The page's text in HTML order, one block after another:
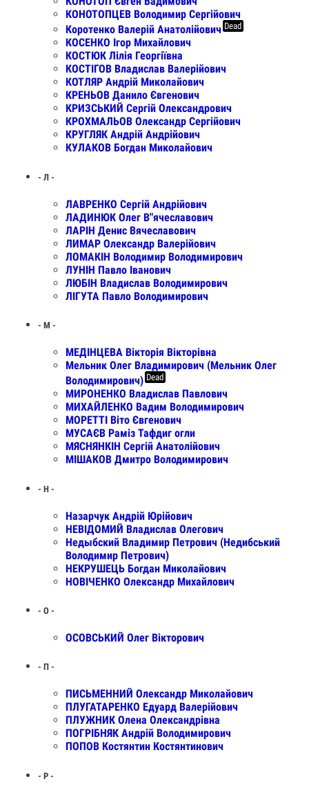
КОНОТОПЦЕВ Володимир Сергійович
Коротенко Валерій Анатолійович Dead
КОСЕНКО Ігор Михайлович
КОСТЮК Лілія Георгіївна
КОСТІГОВ Владислав Валерійович
КОТЛЯР Андрій Миколайович
КРЕНЬОВ Данило Євгенович
КРИЗСЬКИЙ Сергій Олександрович
КРОХМАЛЬОВ Олександр Сергійович
КРУГЛЯК Андрій Андрійович
КУЛАКОВ Богдан Миколайович
- Л -
ЛАВРЕНКО Сергій Андрійович
ЛАДИНЮК Олег В"ячеславович
ЛАРІН Денис Вячеславович
ЛИМАР Олександр Валерійович
ЛОМАКІН Володимир Володимирович
ЛУНІН Павло Іванович
ЛЮБІН Владислав Володимирович
ЛІГУТА Павло Володимирович
- М -
МЕДІНЦЕВА Вікторія Вікторівна
Мельник Олег Владимирович (Мельник Олег
Володимирович) Dead
МИРОНЕНКО Владислав Павлович
МИХАЙЛЕНКО Вадим Володимирович
МОРЕТТІ Віто Євгенович
МУСАЄВ Раміз Тафдиг огли
МЯСНЯНКІН Сергій Анатолійович
МІШАКОВ Дмитро Володимирович
- Н -
Назарчук Андрій Юрійович
НЕВІДОМИЙ Владислав Олегович
Недыбский Владимир Петрович (Недибський
Володимир Петрович)
НЕКРУШЕЦЬ Богдан Миколайович
НОВІЧЕНКО Олександр Михайлович
- О -
ОСОВСЬКИЙ Олег Вікторович
- П -
ПИСЬМЕННИЙ Олександр Миколайович
ПЛУГАТАРЕНКО Едуард Валерійович
ПЛУЖНИК Олена Олександрівна
ПОГРІБНЯК Андрій Володимирович
ПОПОВ Костянтин Костянтинович
- Р -